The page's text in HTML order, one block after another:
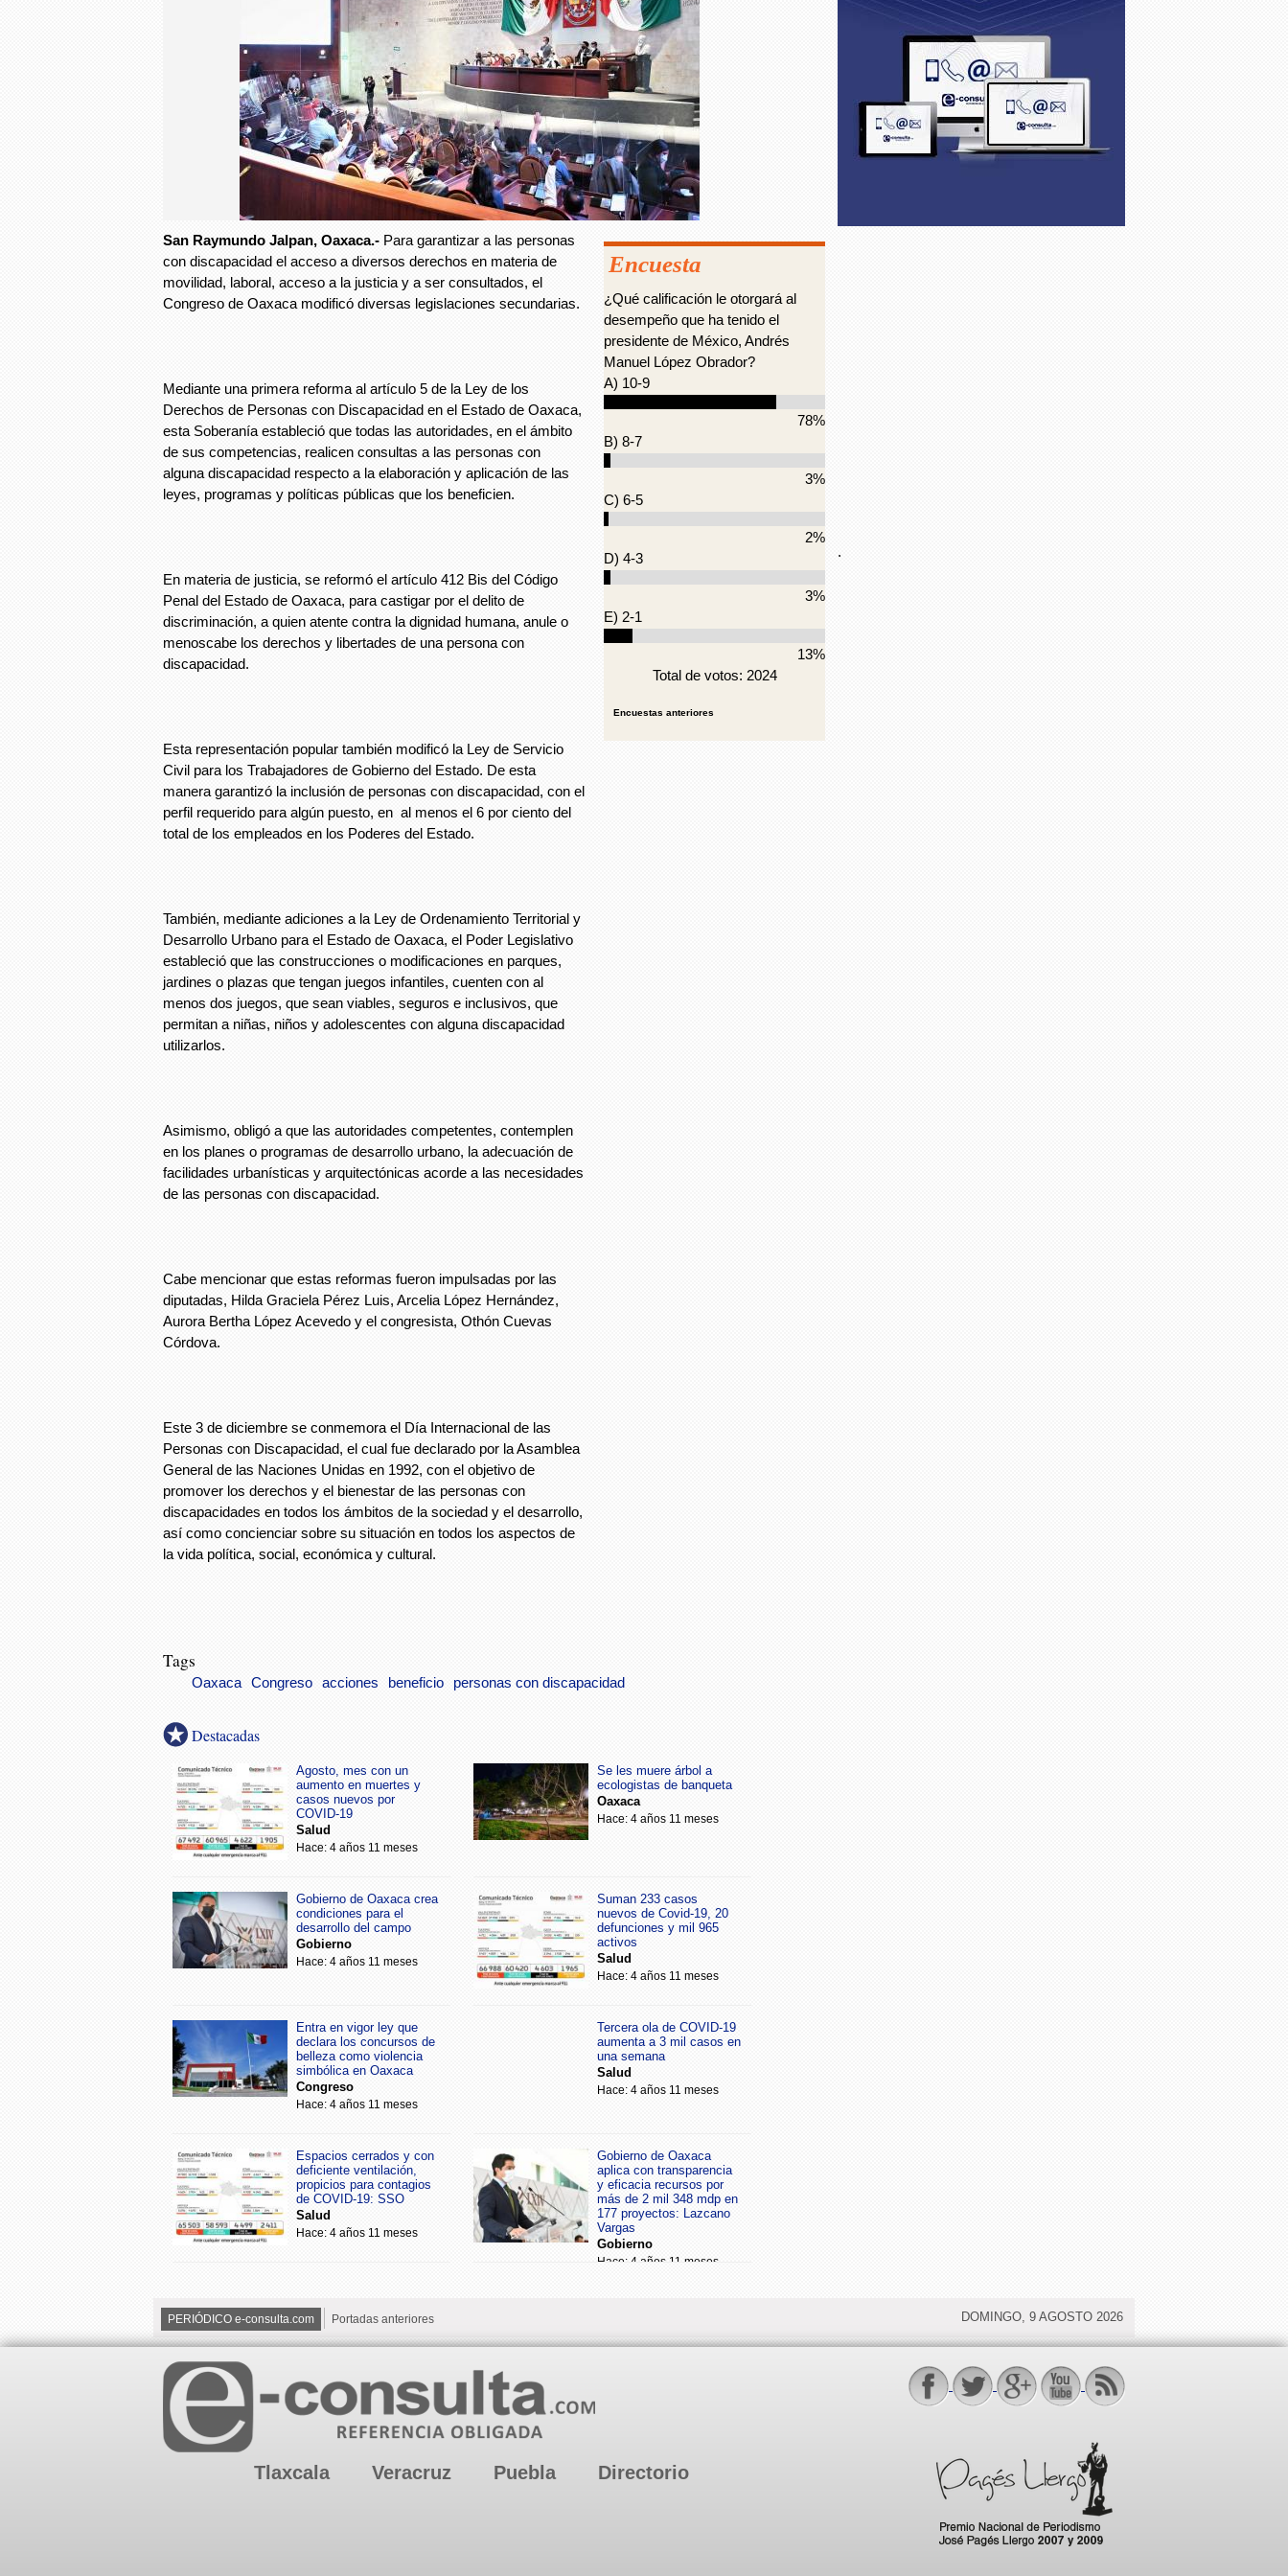
San Raymundo Jalpan, Oaxaca.- Para garantizar a las personas
con discapacidad el acceso a diversos derechos en materia de
movilidad, laboral, acceso a la justicia y a ser consultados, el
Congreso de Oaxaca modificó diversas legislaciones secundarias.
Mediante una primera reforma al artículo 5 de la Ley de los
Derechos de Personas con Discapacidad en el Estado de Oaxaca,
esta Soberanía estableció que todas las autoridades, en el ámbito
de sus competencias, realicen consultas a las personas con
alguna discapacidad respecto a la elaboración y aplicación de las
leyes, programas y políticas públicas que los beneficien.
En materia de justicia, se reformó el artículo 412 Bis del Código
Penal del Estado de Oaxaca, para castigar por el delito de
discriminación, a quien atente contra la dignidad humana, anule o
menoscabe los derechos y libertades de una persona con
discapacidad.
Esta representación popular también modificó la Ley de Servicio
Civil para los Trabajadores de Gobierno del Estado. De esta
manera garantizó la inclusión de personas con discapacidad, con el
perfil requerido para algún puesto, en al menos el 6 por ciento del
total de los empleados en los Poderes del Estado.
También, mediante adiciones a la Ley de Ordenamiento Territorial y
Desarrollo Urbano para el Estado de Oaxaca, el Poder Legislativo
estableció que las construcciones o modificaciones en parques,
jardines o plazas que tengan juegos infantiles, cuenten con al
menos dos juegos, que sean viables, seguros e inclusivos, que
permitan a niñas, niños y adolescentes con alguna discapacidad
utilizarlos.
Asimismo, obligó a que las autoridades competentes, contemplen
en los planes o programas de desarrollo urbano, la adecuación de
facilidades urbanísticas y arquitectónicas acorde a las necesidades
de las personas con discapacidad.
Cabe mencionar que estas reformas fueron impulsadas por las
diputadas, Hilda Graciela Pérez Luis, Arcelia López Hernández,
Aurora Bertha López Acevedo y el congresista, Othón Cuevas
Córdova.
Este 3 de diciembre se conmemora el Día Internacional de las
Personas con Discapacidad, el cual fue declarado por la Asamblea
General de las Naciones Unidas en 1992, con el objetivo de
promover los derechos y el bienestar de las personas con
discapacidades en todos los ámbitos de la sociedad y el desarrollo,
así como concienciar sobre su situación en todos los aspectos de
la vida política, social, económica y cultural.
Encuesta
¿Qué calificación le otorgará al
desempeño que ha tenido el
presidente de México, Andrés
Manuel López Obrador?
A) 10-9
78%
B) 8-7
3%
C) 6-5
2%
D) 4-3
3%
E) 2-1
13%
Total de votos: 2024
Encuestas anteriores
Tags
Oaxaca Congreso acciones beneficio personas con discapacidad
Destacadas
Agosto, mes con un
aumento en muertes y
casos nuevos por
COVID-19
Salud
Hace: 4 años 11 meses
Se les muere árbol a
ecologistas de banqueta
Oaxaca
Hace: 4 años 11 meses
Gobierno de Oaxaca crea
condiciones para el
desarrollo del campo
Gobierno
Hace: 4 años 11 meses
Suman 233 casos
nuevos de Covid-19, 20
defunciones y mil 965
activos
Salud
Hace: 4 años 11 meses
Entra en vigor ley que
declara los concursos de
belleza como violencia
simbólica en Oaxaca
Congreso
Hace: 4 años 11 meses
Tercera ola de COVID-19
aumenta a 3 mil casos en
una semana
Salud
Hace: 4 años 11 meses
Espacios cerrados y con
deficiente ventilación,
propicios para contagios
de COVID-19: SSO
Salud
Hace: 4 años 11 meses
Gobierno de Oaxaca
aplica con transparencia
y eficacia recursos por
más de 2 mil 348 mdp en
177 proyectos: Lazcano
Vargas
Gobierno
Hace: 4 años 11 meses
.
PERIÓDICO e-consulta.com Portadas anteriores DOMINGO, 9 AGOSTO 2026
Tlaxcala Veracruz Puebla Directorio